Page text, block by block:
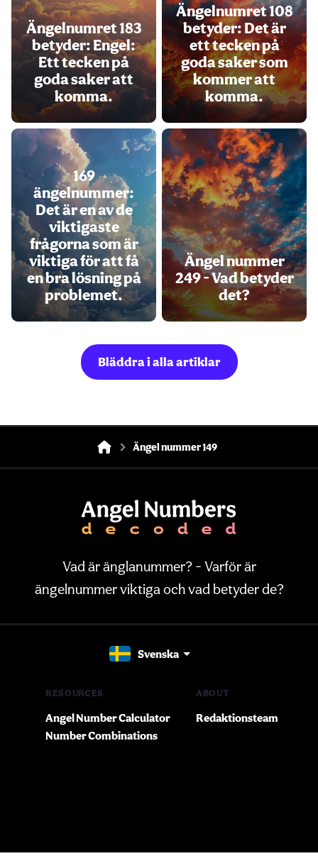
Ängelnumret 183
betyder: Engel:
Ett tecken på
goda saker att
komma.
Ängelnumret 108
betyder: Det är
ett tecken på
goda saker som
kommer att
komma.
169
ängelnummer:
Det är en av de
viktigaste
frågorna som är
viktiga för att få
en bra lösning på
problemet.
Ängel nummer
249 - Vad betyder
det?
Bläddra i alla artiklar
Ängel nummer 149
Vad är änglanummer? - Varför är
ängelnummer viktiga och vad betyder de?
Svenska
RESOURCES
Angel Number Calculator
Number Combinations
ABOUT
Redaktionsteam